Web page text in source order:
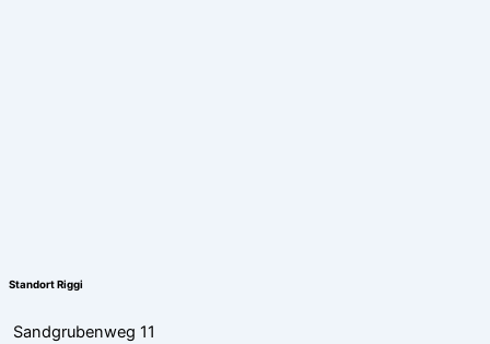
Standort Riggi
Sandgrubenweg 11